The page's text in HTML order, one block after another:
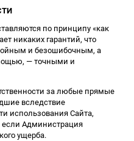
по принципу «как
никаких гарантий, что
и безошибочным, а
— точными и
за любые прямые
вследствие
использования Сайта,
Администрация
ущерба.